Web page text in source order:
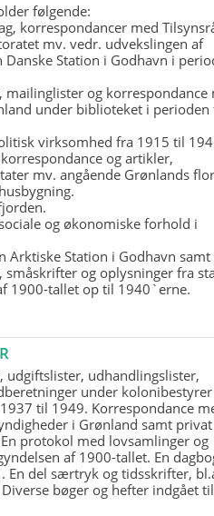
følgende:
korrespondancer med
mv. vedr. udvekslingen af
Danske Station i Godhavn i
mailinglister og korrespondance
under biblioteket i perioden
virksomhed fra 1915 til
og artikler,
mv. angående Grønlands
og økonomiske forhold i
Arktiske Station i Godhavn
småskrifter og oplysninger fra
1900-tallet op til 1940`erne.
udgiftslister, udhandlingslister,
under
til 1949. Korrespondance
i Grønland samt privat
protokol med lovsamlinger og
af 1900-tallet. En
En del særtryk og tidsskrifter,
bøger og hefter indgået til